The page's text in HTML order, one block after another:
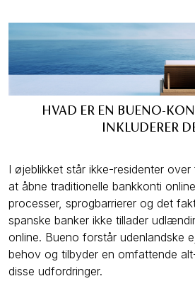
HVAD ER EN BUENO-
INKLUDERER
I øjeblikket står ikke-residenter
at åbne traditionelle bankkonti
processer, sprogbarrierer og det
spanske banker ikke tillader
online. Bueno forstår udenlandske
behov og tilbyder en omfattende
disse udfordringer.